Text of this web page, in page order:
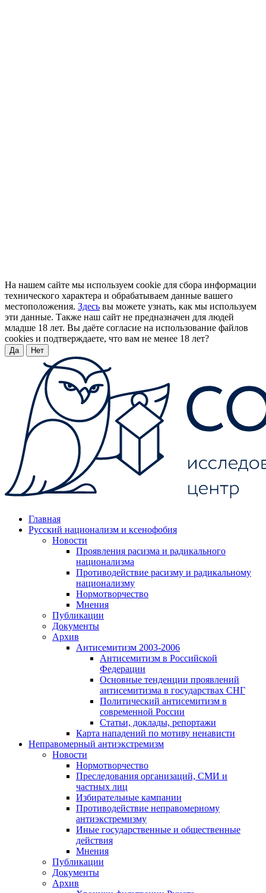
На нашем сайте мы используем cookie для сбора информации
технического характера и обрабатываем данные вашего
местоположения. Здесь вы можете узнать, как мы используем
эти данные. Также наш сайт не предназначен для людей
младше 18 лет. Вы даёте согласие на использование файлов
cookies и подтверждаете, что вам не менее 18 лет?
Да Нет
Главная
Русский национализм и ксенофобия
Новости
Проявления расизма и радикального
национализма
Противодействие расизму и радикальному
национализму
Нормотворчество
Мнения
Публикации
Документы
Архив
Антисемитизм 2003-2006
Антисемитизм в Российской
Федерации
Основные тенденции проявлений
антисемитизма в государствах СНГ
Политический антисемитизм в
современной России
Статьи, доклады, репортажи
Карта нападений по мотиву ненависти
Неправомерный антиэкстремизм
Новости
Нормотворчество
Преследования организаций, СМИ и
частных лиц
Избирательные кампании
Противодействие неправомерному
антиэкстремизму
Иные государственные и общественные
действия
Мнения
Публикации
Документы
Архив